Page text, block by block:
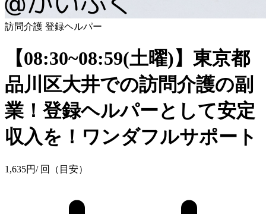
訪問介護 登録ヘルパー
【08:30~08:59(土曜)】東京都
品川区大井での訪問介護の副
業！登録ヘルパーとして安定
収入を！ワンダフルサポート
1,635円/ 回（目安）